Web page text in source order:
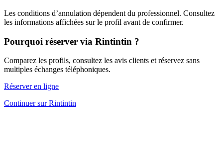
Les conditions d’annulation dépendent du professionnel. Consultez
les informations affichées sur le profil avant de confirmer.
Pourquoi réserver via Rintintin ?
Comparez les profils, consultez les avis clients et réservez sans
multiples échanges téléphoniques.
Réserver en ligne
Continuer sur Rintintin